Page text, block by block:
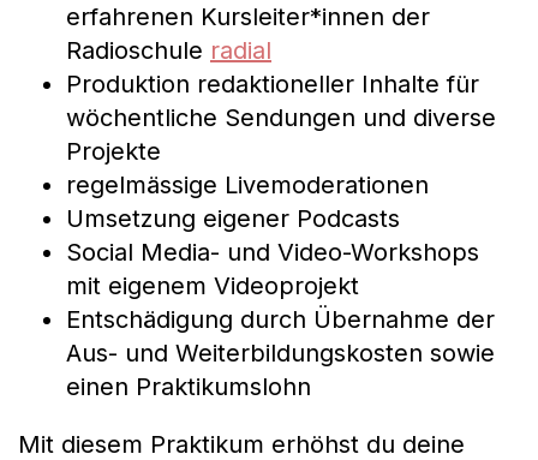
erfahrenen Kursleiter*innen der
Radioschule radial
Produktion redaktioneller Inhalte für
wöchentliche Sendungen und diverse
Projekte
regelmässige Livemoderationen
Umsetzung eigener Podcasts
Social Media- und Video-Workshops
mit eigenem Videoprojekt
Entschädigung durch Übernahme der
Aus- und Weiterbildungskosten sowie
einen Praktikumslohn
Mit diesem Praktikum erhöhst du deine